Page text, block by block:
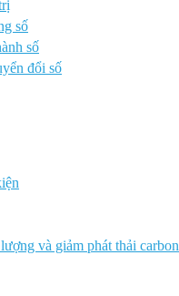
số
số
đổi số
và giảm phát thải carbon